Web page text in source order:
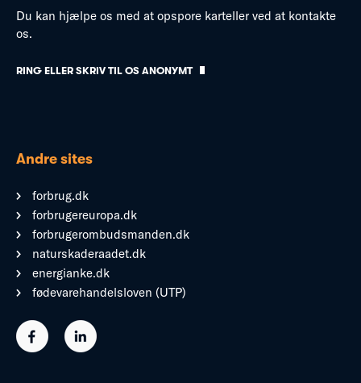
Du kan hjælpe os med at opspore karteller ved at kontakte
os.
RING ELLER SKRIV TIL OS ANONYMT
Andre sites
forbrug.dk
forbrugereuropa.dk
forbrugerombudsmanden.dk
naturskaderaadet.dk
energianke.dk
fødevarehandelsloven (UTP)